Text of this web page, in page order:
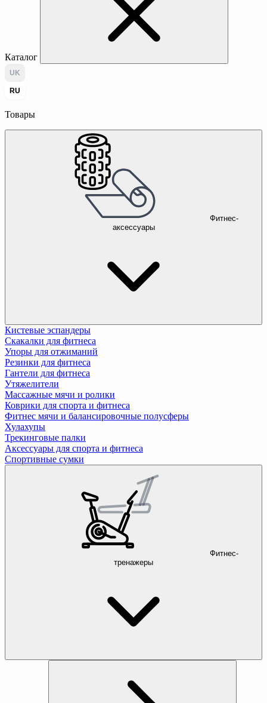
Каталог
UK
RU
Товары
Фитнес-
аксессуары
Кистевые эспандеры
Скакалки для фитнеса
Упоры для отжиманий
Резинки для фитнеса
Гантели для фитнеса
Утяжелители
Массажные мячи и ролики
Коврики для спорта и фитнеса
Фитнес мячи и балансировочные полусферы
Хулахупы
Трекинговые палки
Аксессуары для спорта и фитнеса
Спортивные сумки
Фитнес-
тренажеры